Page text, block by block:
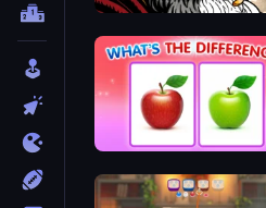
What's The Difference?